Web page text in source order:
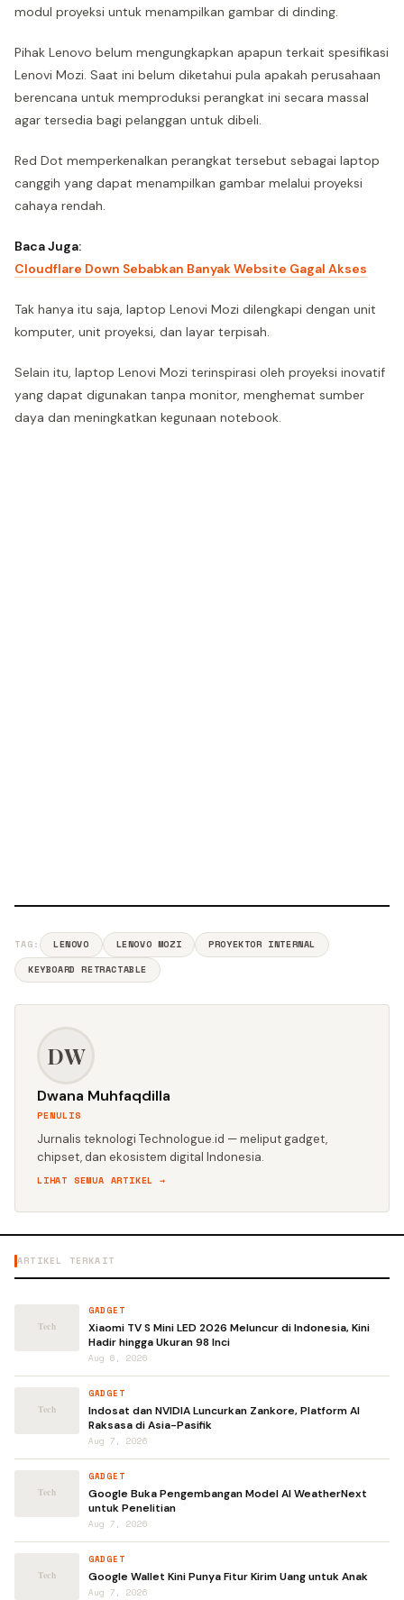
modul proyeksi untuk menampilkan gambar di dinding.
Pihak Lenovo belum mengungkapkan apapun terkait spesifikasi
Lenovi Mozi. Saat ini belum diketahui pula apakah perusahaan
berencana untuk memproduksi perangkat ini secara massal
agar tersedia bagi pelanggan untuk dibeli.
Red Dot memperkenalkan perangkat tersebut sebagai laptop
canggih yang dapat menampilkan gambar melalui proyeksi
cahaya rendah.
Baca Juga:
Cloudflare Down Sebabkan Banyak Website Gagal Akses
Tak hanya itu saja, laptop Lenovi Mozi dilengkapi dengan unit
komputer, unit proyeksi, dan layar terpisah.
Selain itu, laptop Lenovi Mozi terinspirasi oleh proyeksi inovatif
yang dapat digunakan tanpa monitor, menghemat sumber
daya dan meningkatkan kegunaan notebook.
TAG: LENOVO LENOVO MOZI
PROYEKTOR INTERNAL
KEYBOARD RETRACTABLE
DW
Dwana Muhfaqdilla
PENULIS
Jurnalis teknologi Technologue.id — meliput gadget,
chipset, dan ekosistem digital Indonesia.
LIHAT SEMUA ARTIKEL →
ARTIKEL TERKAIT
GADGET
Xiaomi TV S Mini LED 2026 Meluncur di Indonesia, Kini
Hadir hingga Ukuran 98 Inci
Aug 6, 2026
GADGET
Indosat dan NVIDIA Luncurkan Zankore, Platform AI
Raksasa di Asia-Pasifik
Aug 7, 2026
GADGET
Google Buka Pengembangan Model AI WeatherNext
untuk Penelitian
Aug 7, 2026
GADGET
Google Wallet Kini Punya Fitur Kirim Uang untuk Anak
Aug 7, 2026